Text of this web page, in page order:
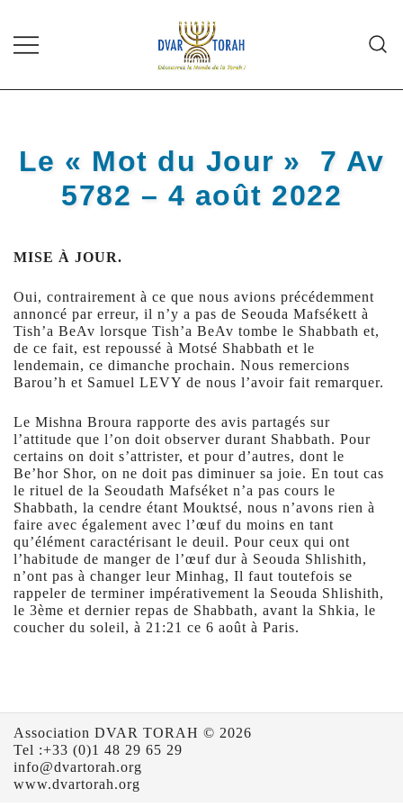
content
Dvar Torah
Le « Mot du Jour » 7 Av
5782 – 4 août 2022
MISE À JOUR.
Oui, contrairement à ce que nous avions précédemment
annoncé par erreur, il n’y a pas de Seouda Mafsékett à
Tish’a BeAv lorsque Tish’a BeAv tombe le Shabbath et,
de ce fait, est repoussé à Motsé Shabbath et le
lendemain, ce dimanche prochain. Nous remercions
Barou’h et Samuel LEVY de nous l’avoir fait remarquer.
Le Mishna Broura rapporte des avis partagés sur
l’attitude que l’on doit observer durant Shabbath. Pour
certains on doit s’attrister, et pour d’autres, dont le
Be’hor Shor, on ne doit pas diminuer sa joie. En tout cas
le rituel de la Seoudath Mafséket n’a pas cours le
Shabbath, la cendre étant Mouktsé, nous n’avons rien à
faire avec également avec l’œuf du moins en tant
qu’élément caractérisant le deuil. Pour ceux qui ont
l’habitude de manger de l’œuf dur à Seouda Shlishith,
n’ont pas à changer leur Minhag, Il faut toutefois se
rappeler de terminer impérativement la Seouda Shlishith,
le 3ème et dernier repas de Shabbath, avant la Shkia, le
coucher du soleil, à 21:21 ce 6 août à Paris.
Association DVAR TORAH © 2026
Tel :+33 (0)1 48 29 65 29
info@dvartorah.org
www.dvartorah.org